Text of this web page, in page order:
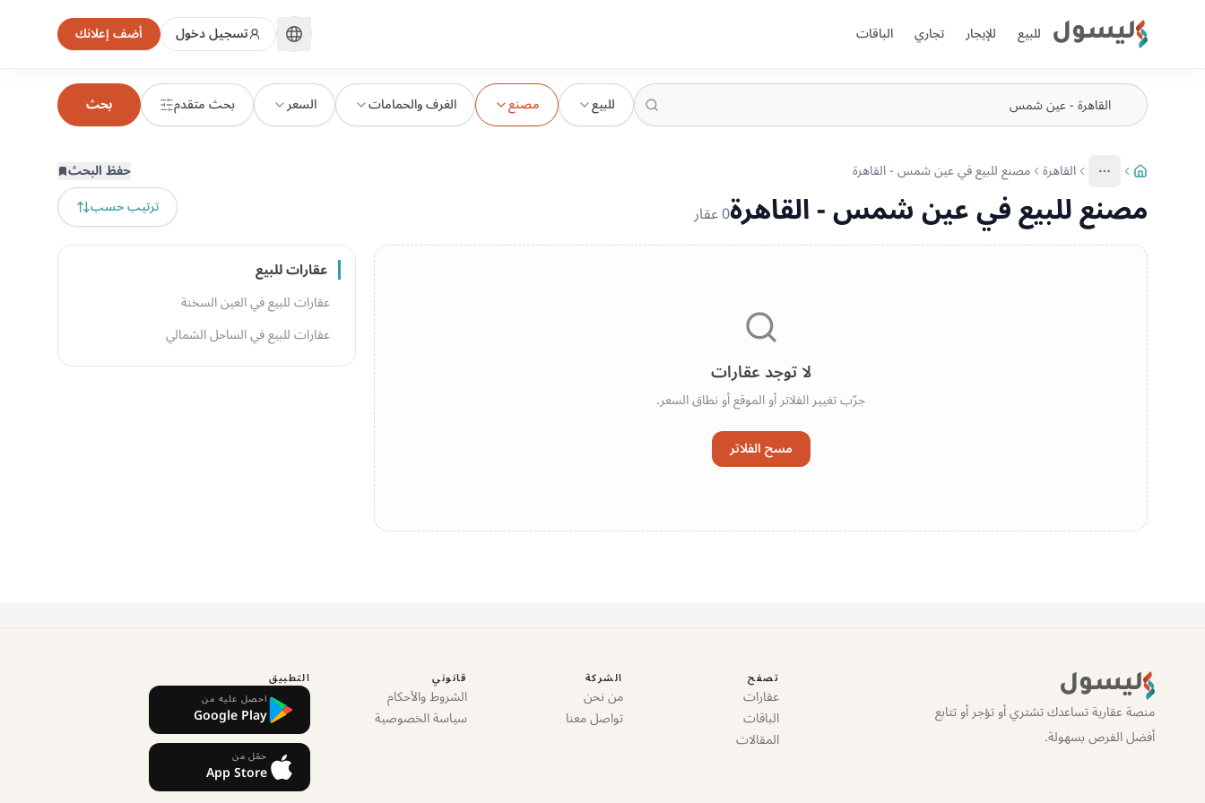
ليسول للبيع للإيجار تجاري الباقات تسجيل دخول أضف إعلانك
للبيع مصنع الغرف والحمامات السعر بحث متقدم بحث
More
عرض المزيد من المسارات
القاهرة مصنع للبيع في عين شمس - القاهرة حفظ البحث
مصنع للبيع في عين شمس - القاهرة0عقار ترتيب حسب
لا توجد عقارات
جرّب تغيير الفلاتر أو الموقع أو نطاق السعر.
مسح الفلاتر
عقارات للبيع
عقارات للبيع في العين السخنة
عقارات للبيع في الساحل الشمالي
ليسول
منصة عقارية تساعدك تشتري أو تؤجر أو تتابع
أفضل الفرص بسهولة.
تصفح
عقارات
الباقات
المقالات
الشركة
من نحن
تواصل معنا
قانوني
الشروط والأحكام
سياسة الخصوصية
التطبيق
احصل عليه من
Google Play
حمّل من
App Store